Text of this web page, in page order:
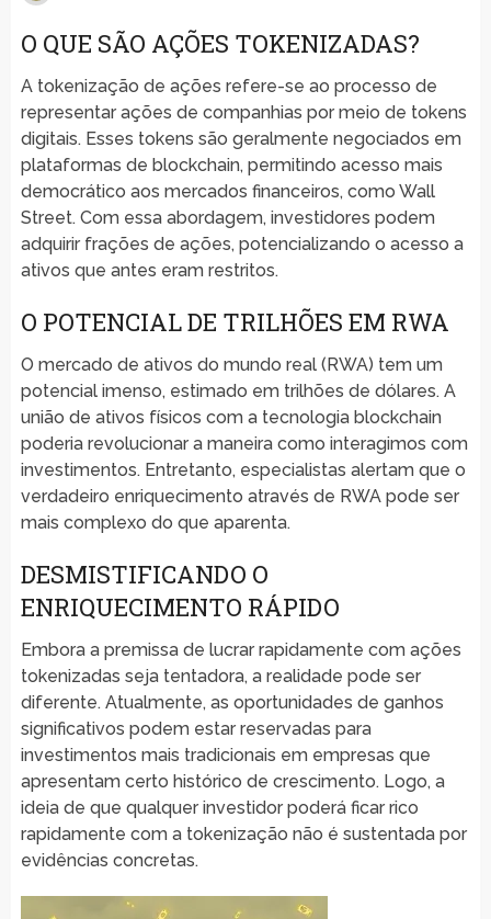
O QUE SÃO AÇÕES TOKENIZADAS?
A tokenização de ações refere-se ao processo de
representar ações de companhias por meio de tokens
digitais. Esses tokens são geralmente negociados em
plataformas de blockchain, permitindo acesso mais
democrático aos mercados financeiros, como Wall
Street. Com essa abordagem, investidores podem
adquirir frações de ações, potencializando o acesso a
ativos que antes eram restritos.
O POTENCIAL DE TRILHÕES EM RWA
O mercado de ativos do mundo real (RWA) tem um
potencial imenso, estimado em trilhões de dólares. A
união de ativos físicos com a tecnologia blockchain
poderia revolucionar a maneira como interagimos com
investimentos. Entretanto, especialistas alertam que o
verdadeiro enriquecimento através de RWA pode ser
mais complexo do que aparenta.
DESMISTIFICANDO O
ENRIQUECIMENTO RÁPIDO
Embora a premissa de lucrar rapidamente com ações
tokenizadas seja tentadora, a realidade pode ser
diferente. Atualmente, as oportunidades de ganhos
significativos podem estar reservadas para
investimentos mais tradicionais em empresas que
apresentam certo histórico de crescimento. Logo, a
ideia de que qualquer investidor poderá ficar rico
rapidamente com a tokenização não é sustentada por
evidências concretas.